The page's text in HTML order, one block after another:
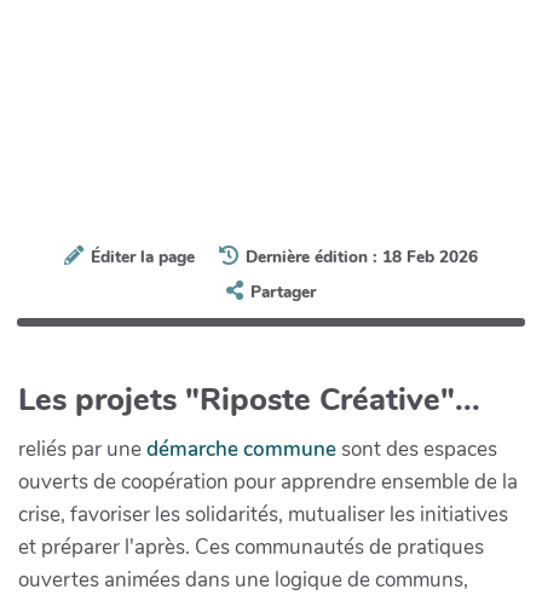
Éditer la page
Dernière édition : 18 Feb 2026
Partager
Les projets "Riposte Créative"...
reliés par unedémarche communesont des espaces
ouverts de coopération pour apprendre ensemble de la
crise, favoriser les solidarités, mutualiser les initiatives
et préparer l'après. Ces communautés de pratiques
ouvertes animées dans une logique de communs,